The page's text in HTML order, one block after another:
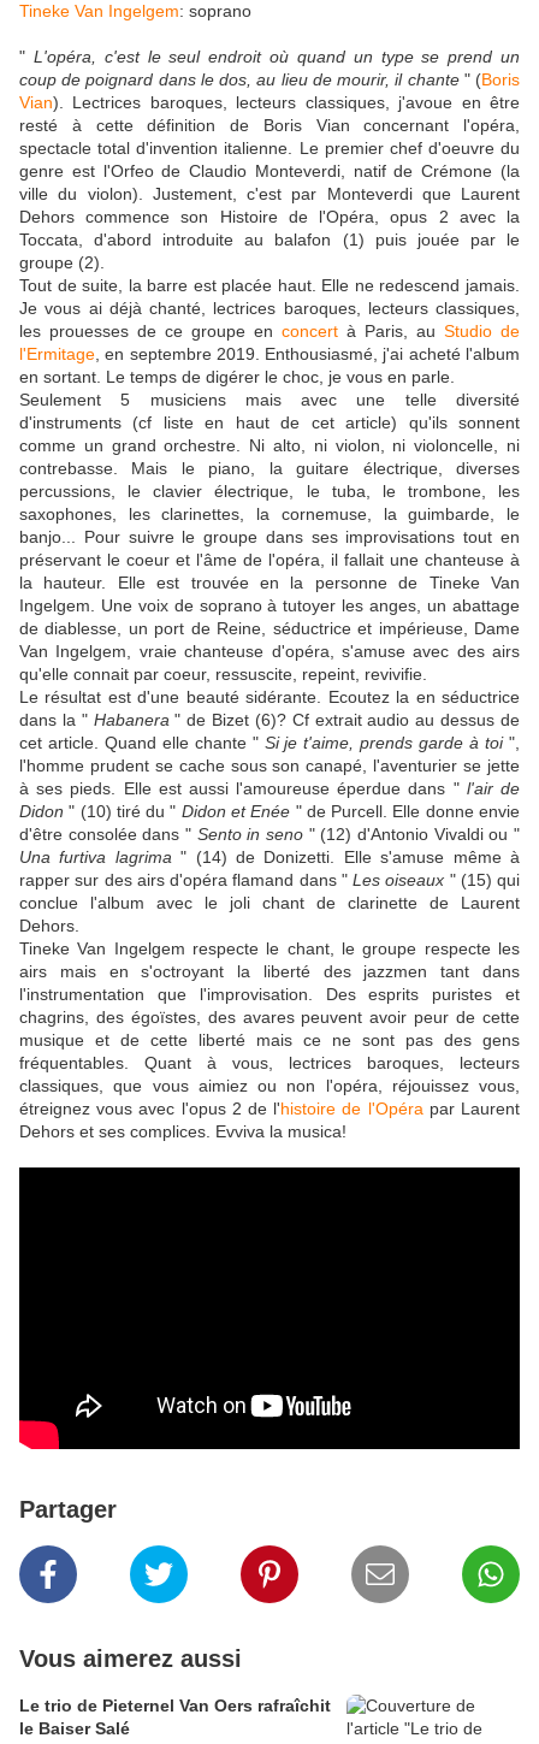
Tineke Van Ingelgem: soprano
" L'opéra, c'est le seul endroit où quand un type se prend un
coup de poignard dans le dos, au lieu de mourir, il chante" (Boris
Vian). Lectrices baroques, lecteurs classiques, j'avoue en être
resté à cette définition de Boris Vian concernant l'opéra,
spectacle total d'invention italienne. Le premier chef d'oeuvre du
genre est l'Orfeo de Claudio Monteverdi, natif de Crémone (la
ville du violon). Justement, c'est par Monteverdi que Laurent
Dehors commence son Histoire de l'Opéra, opus 2 avec la
Toccata, d'abord introduite au balafon (1) puis jouée par le
groupe (2).
Tout de suite, la barre est placée haut. Elle ne redescend jamais.
Je vous ai déjà chanté, lectrices baroques, lecteurs classiques,
les prouesses de ce groupe en concert à Paris, au Studio de
l'Ermitage , en septembre 2019. Enthousiasmé, j'ai acheté l'album
en sortant. Le temps de digérer le choc, je vous en parle.
Seulement 5 musiciens mais avec une telle diversité
d'instruments (cf liste en haut de cet article) qu'ils sonnent
comme un grand orchestre. Ni alto, ni violon, ni violoncelle, ni
contrebasse. Mais le piano, la guitare électrique, diverses
percussions, le clavier électrique, le tuba, le trombone, les
saxophones, les clarinettes, la cornemuse, la guimbarde, le
banjo... Pour suivre le groupe dans ses improvisations tout en
préservant le coeur et l'âme de l'opéra, il fallait une chanteuse à
la hauteur. Elle est trouvée en la personne de Tineke Van
Ingelgem. Une voix de soprano à tutoyer les anges, un abattage
de diablesse, un port de Reine, séductrice et impérieuse, Dame
Van Ingelgem, vraie chanteuse d'opéra, s'amuse avec des airs
qu'elle connait par coeur, ressuscite, repeint, revivifie.
Le résultat est d'une beauté sidérante. Ecoutez la en séductrice
dans la " Habanera" de Bizet (6)? Cf extrait audio au dessus de
cet article. Quand elle chante " Si je t'aime, prends garde à toi",
l'homme prudent se cache sous son canapé, l'aventurier se jette
à ses pieds. Elle est aussi l'amoureuse éperdue dans " l'air de
Didon " (10) tiré du " Didon et Enée " de Purcell. Elle donne envie
d'être consolée dans " Sento in seno " (12) d'Antonio Vivaldi ou "
Una furtiva lagrima " (14) de Donizetti. Elle s'amuse même à
rapper sur des airs d'opéra flamand dans " Les oiseaux " (15) qui
conclue l'album avec le joli chant de clarinette de Laurent
Dehors.
Tineke Van Ingelgem respecte le chant, le groupe respecte les
airs mais en s'octroyant la liberté des jazzmen tant dans
l'instrumentation que l'improvisation. Des esprits puristes et
chagrins, des égoïstes, des avares peuvent avoir peur de cette
musique et de cette liberté mais ce ne sont pas des gens
fréquentables. Quant à vous, lectrices baroques, lecteurs
classiques, que vous aimiez ou non l'opéra, réjouissez vous,
étreignez vous avec l'opus 2 de l'histoire de l'Opéra par Laurent
Dehors et ses complices. Evviva la musica!
Partager
Vous aimerez aussi
Le trio de Pieternel Van Oers rafraîchit
le Baiser Salé